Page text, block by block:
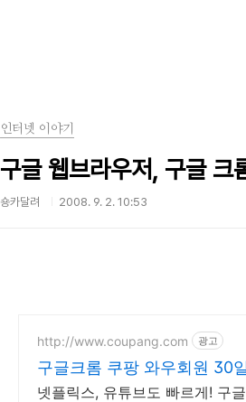
인터넷 이야기
구글 웹브라우저, 구글
숑카달려 2008. 9. 2. 10:53
http://www.coupang.com 광고
구글크롬 쿠팡 와우회원 30
넷플릭스, 유튜브도 빠르게! 구